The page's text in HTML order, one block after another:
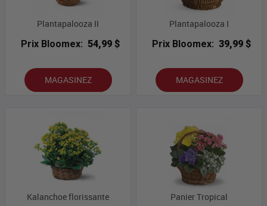
Plantapalooza II
Prix Bloomex: 54,99 $
MAGASINEZ
Plantapalooza I
Prix Bloomex: 39,99 $
MAGASINEZ
Kalanchoe florissante
Panier Tropical